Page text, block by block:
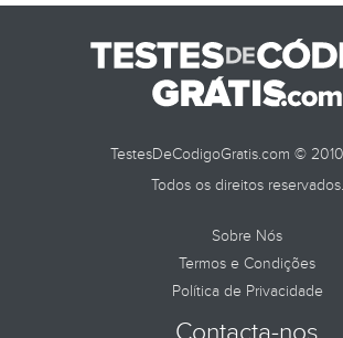
TestesDeCodigoGratis.com ©
Todos os direitos reservados.
Sobre Nós
Termos e Condições
Política de Privacidade